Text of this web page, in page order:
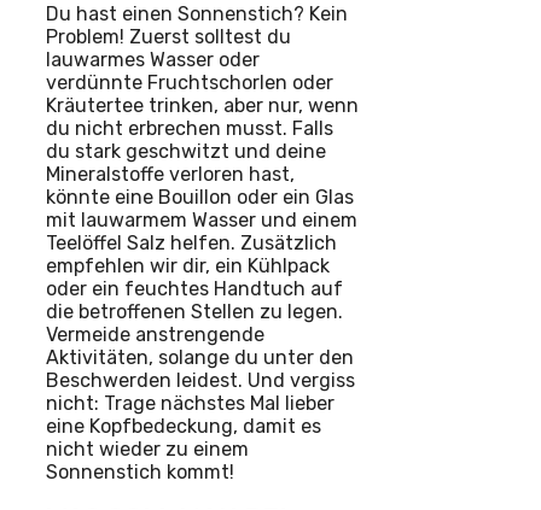
Du hast einen Sonnenstich? Kein
Problem! Zuerst solltest du
lauwarmes Wasser oder
verdünnte Fruchtschorlen oder
Kräutertee trinken, aber nur, wenn
du nicht erbrechen musst. Falls
du stark geschwitzt und deine
Mineralstoffe verloren hast,
könnte eine Bouillon oder ein Glas
mit lauwarmem Wasser und einem
Teelöffel Salz helfen. Zusätzlich
empfehlen wir dir, ein Kühlpack
oder ein feuchtes Handtuch auf
die betroffenen Stellen zu legen.
Vermeide anstrengende
Aktivitäten, solange du unter den
Beschwerden leidest. Und vergiss
nicht: Trage nächstes Mal lieber
eine Kopfbedeckung, damit es
nicht wieder zu einem
Sonnenstich kommt!